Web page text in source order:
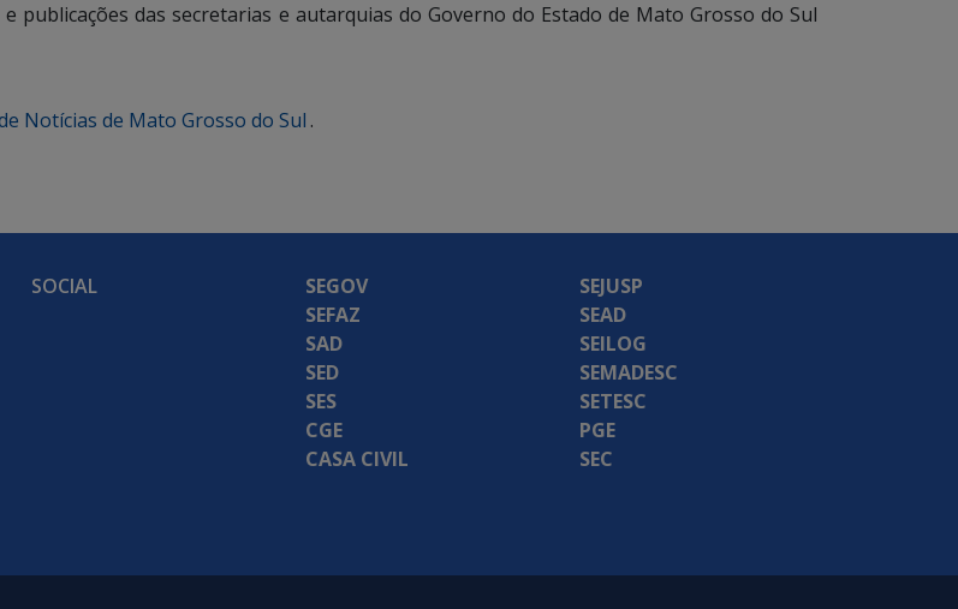
publicações das secretarias e autarquias do Governo do Estado de Mato Grosso do Sul
Notícias de Mato Grosso do Sul .
SOCIAL
SEGOV
SEFAZ
SAD
SED
SES
CGE
CASA CIVIL
SEJUSP
SEAD
SEILOG
SEMADESC
SETESC
PGE
SEC